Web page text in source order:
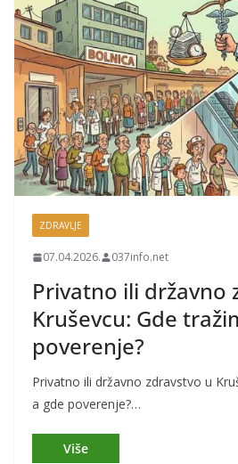
ZDRAVLJE
07.04.2026. 037info.net
Privatno ili državno
Kruševcu: Gde
poverenje?
Privatno ili državno zdravstvo u
a gde poverenje?…